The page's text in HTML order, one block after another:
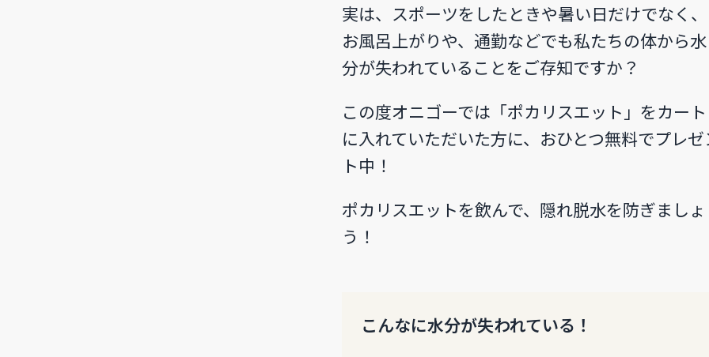
実は、スポーツをしたときや暑い日だけでなく、
お風呂上がりや、通勤などでも私たちの体から水
分が失われていることをご存知ですか？
この度オニゴーでは「ポカリスエット」をカート
に入れていただいた方に、おひとつ無料でプレゼ
ト中！
ポカリスエットを飲んで、隠れ脱水を防ぎましょ
う！
こんなに水分が失われている！